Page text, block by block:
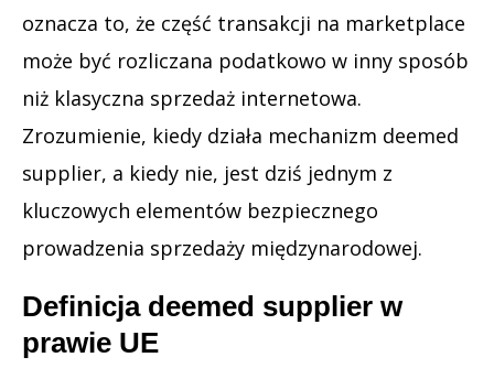
oznacza to, że część transakcji na marketplace
może być rozliczana podatkowo w inny sposób
niż klasyczna sprzedaż internetowa.
Zrozumienie, kiedy działa mechanizm deemed
supplier, a kiedy nie, jest dziś jednym z
kluczowych elementów bezpiecznego
prowadzenia sprzedaży międzynarodowej.
Definicja deemed supplier w
prawie UE